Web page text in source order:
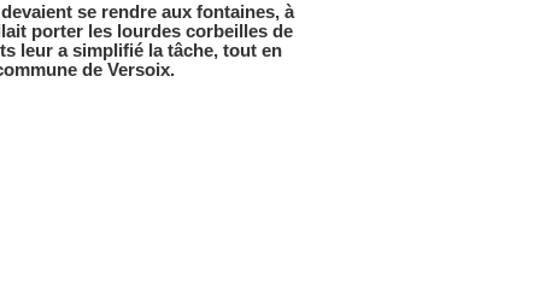
se rendre aux fontaines, à
porter les lourdes corbeilles de
leur a simplifié la tâche, tout en
de Versoix.